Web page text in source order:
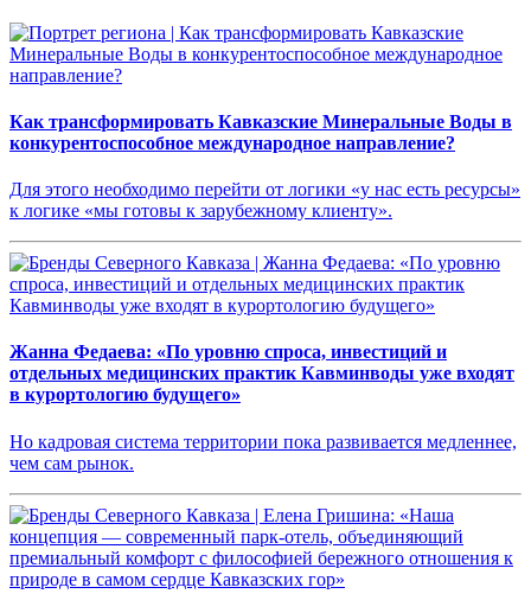
Как трансформировать Кавказские Минеральные Воды в
конкурентоспособное международное направление?
Для этого необходимо перейти от логики «у нас есть ресурсы»
к логике «мы готовы к зарубежному клиенту».
Жанна Федаева: «По уровню спроса, инвестиций и
отдельных медицинских практик Кавминводы уже входят
в курортологию будущего»
Но кадровая система территории пока развивается медленнее,
чем сам рынок.